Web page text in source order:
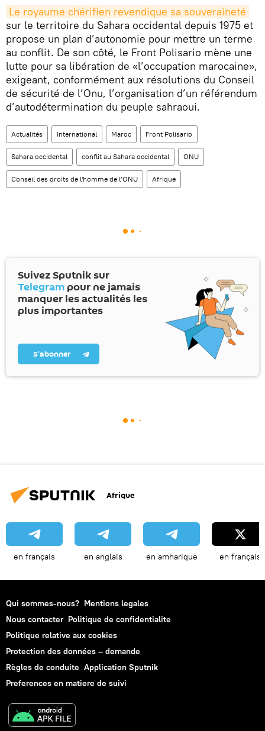
Le royaume chérifien revendique sa souveraineté
sur le territoire du Sahara occidental depuis 1975 et
propose un plan d’autonomie pour mettre un terme
au conflit. De son côté, le Front Polisario mène une
lutte pour sa libération de «l’occupation marocaine»,
exigeant, conformément aux résolutions du Conseil
de sécurité de l’Onu, l’organisation d’un référendum
d’autodétermination du peuple sahraoui.
Actualités International Maroc Front Polisario
Sahara occidental conflit au Sahara occidental ONU
Conseil des droits de l'homme de l’ONU Afrique
Suivez Sputnik sur
Telegram pour ne jamais
manquer les actualités les
plus importantes
S’abonner
Afrique
en français en anglais en amharique en français
Qui sommes-nous? Mentions legales
Nous contacter Politique de confidentialite
Politique relative aux cookies
Protection des données – demande
Règles de conduite Application Sputnik
Preferences en matiere de suivi